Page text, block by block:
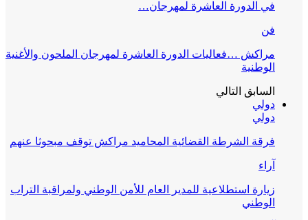
في الدورة العاشرة لمهرجان…
فن
مراكش …فعاليات الدورة العاشرة لمهرجان الملحون والأغنية
الوطنية
السابق التالي
دولي
دولي
فرقة الشرطة القضائية المحاميد مراكش توقف مبحوثا عنهم
آراء
زيارة استطلاعية للمدير العام للأمن الوطني ولمراقبة التراب
الوطني